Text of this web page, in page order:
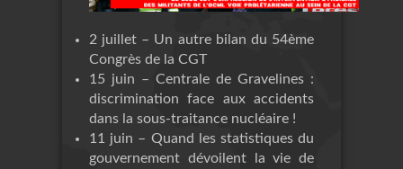
2 juillet – Un autre bilan du 54ème
Congrès de la CGT
15 juin – Centrale de Gravelines :
discrimination face aux accidents
dans la sous-traitance nucléaire !
11 juin – Quand les statistiques du
gouvernement dévoilent la vie de